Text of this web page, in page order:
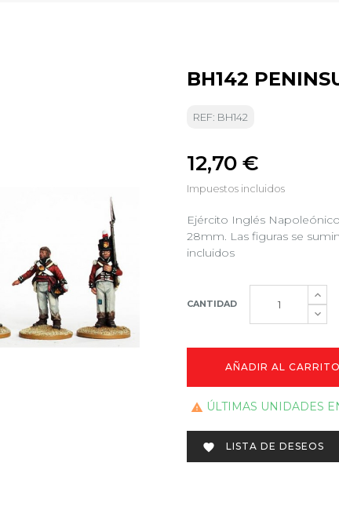
BH142
REF: BH142
12,70 €
Impuestos incluidos
Ejército Inglés
28mm. Las figuras se
incluidos
CANTIDAD
AÑADIR AL
 ÚLTIMAS UNIDADES
 LISTA DE DESEOS